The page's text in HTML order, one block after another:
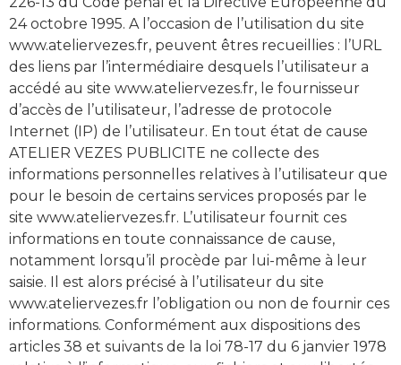
24 octobre 1995. A l’occasion de l’utilisation du site
www.ateliervezes.fr, peuvent êtres recueillies : l’URL
des liens par l’intermédiaire desquels l’utilisateur a
accédé au site www.ateliervezes.fr, le fournisseur
d’accès de l’utilisateur, l’adresse de protocole
Internet (IP) de l’utilisateur. En tout état de cause
ATELIER VEZES PUBLICITE ne collecte des
informations personnelles relatives à l’utilisateur que
pour le besoin de certains services proposés par le
site www.ateliervezes.fr. L’utilisateur fournit ces
informations en toute connaissance de cause,
notamment lorsqu’il procède par lui-même à leur
saisie. Il est alors précisé à l’utilisateur du site
www.ateliervezes.fr l’obligation ou non de fournir ces
informations. Conformément aux dispositions des
articles 38 et suivants de la loi 78-17 du 6 janvier 1978